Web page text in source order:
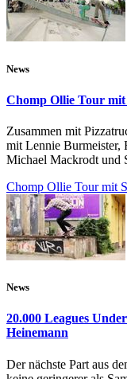
News
Chomp Ollie Tour
Zusammen mit
mit Lennie Burmeister,
Michael Mackrodt und
Chomp Ollie Tour mit
News
20.000 Leagues
Heinemann
Der nächste Part aus